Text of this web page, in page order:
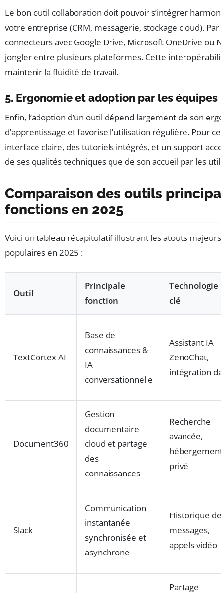
Le bon outil collaboration doit pouvoir s’intégrer
votre entreprise (CRM, messagerie, stockage cloud).
connecteurs avec Google Drive, Microsoft OneDrive ou
jongler entre plusieurs plateformes. Cette
maintenir la fluidité de travail.
5. Ergonomie et adoption par les équipes
Enfin, l’adoption d’un outil dépend largement de son
d’apprentissage et favorise l’utilisation régulière. Pour
interface claire, des tutoriels intégrés, et un support
de ses qualités techniques que de son accueil par les
Comparaison des outils
fonctions en 2025
Voici un tableau récapitulatif illustrant les atouts
populaires en 2025 :
Outil
Principale
fonction
Technologie
clé
TextCortex AI
Base de
connaissances &
IA
conversationnelle
Assistant IA
ZenoChat,
intégration
Document360
Gestion
documentaire
cloud et partage
des
connaissances
Recherche
avancée,
privé
Slack
Communication
instantanée
synchronisée et
asynchrone
Historique
messages,
appels vidéo
Partage